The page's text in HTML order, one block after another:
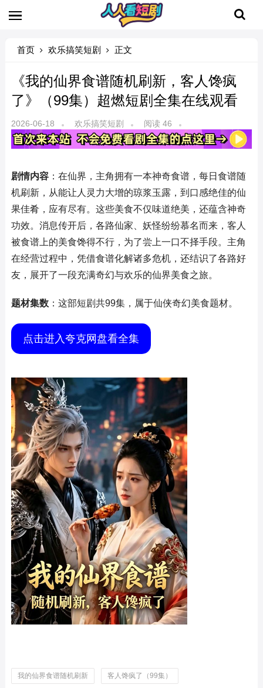
首页 欢乐搞笑短剧 正文
《我的仙界食谱随机刷新，客人馋疯
了》（99集）超燃短剧全集在线观看
2026-06-18 欢乐搞笑短剧 阅读 46
剧情内容：在仙界，主角拥有一本神奇食谱，每日食谱随
机刷新，从能让人灵力大增的琼浆玉露，到口感绝佳的仙
果佳肴，应有尽有。这些美食不仅味道绝美，还蕴含神奇
功效。消息传开后，各路仙家、妖怪纷纷慕名而来，客人
被食谱上的美食馋得不行，为了尝上一口不择手段。主角
在经营过程中，凭借食谱化解诸多危机，还结识了各路好
友，展开了一段充满奇幻与欢乐的仙界美食之旅。
题材集数：这部短剧共99集，属于仙侠奇幻美食题材。
点击进入夸克网盘看全集
我的仙界食谱随机刷新 客人馋疯了（99集）